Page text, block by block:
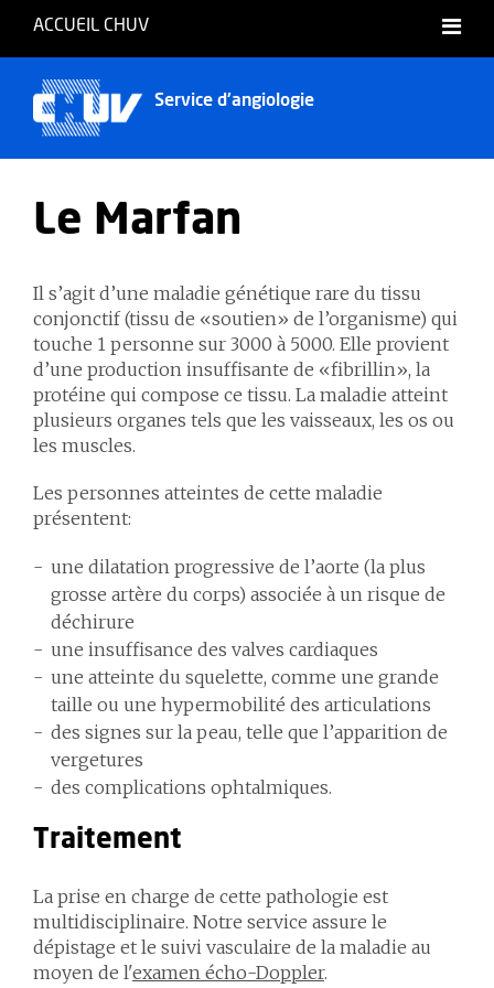
ACCUEIL CHUV
Service d'angiologie
Le Marfan
Il s’agit d’une maladie génétique rare du tissu
conjonctif (tissu de «soutien» de l’organisme) qui
touche 1 personne sur 3000 à 5000. Elle provient
d’une production insuffisante de «fibrillin», la
protéine qui compose ce tissu. La maladie atteint
plusieurs organes tels que les vaisseaux, les os ou
les muscles.
Les personnes atteintes de cette maladie
présentent:
une dilatation progressive de l’aorte (la plus
grosse artère du corps) associée à un risque de
déchirure
une insuffisance des valves cardiaques
une atteinte du squelette, comme une grande
taille ou une hypermobilité des articulations
des signes sur la peau, telle que l’apparition de
vergetures
des complications ophtalmiques.
Traitement
La prise en charge de cette pathologie est
multidisciplinaire. Notre service assure le
dépistage et le suivi vasculaire de la maladie au
moyen de l'examen écho-Doppler.